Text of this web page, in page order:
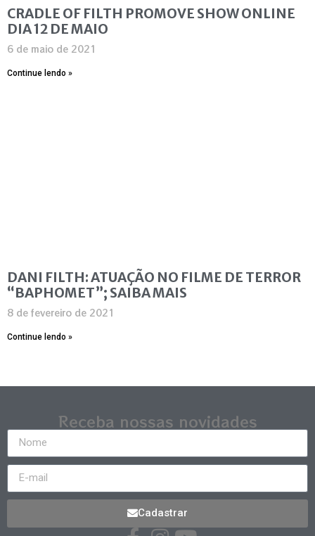
CRADLE OF FILTH PROMOVE SHOW ONLINE
DIA 12 DE MAIO
6 de maio de 2021
Continue lendo »
DANI FILTH: ATUAÇÃO NO FILME DE TERROR
“BAPHOMET”; SAIBA MAIS
8 de fevereiro de 2021
Continue lendo »
Receba nossas novidades
Cadastrar